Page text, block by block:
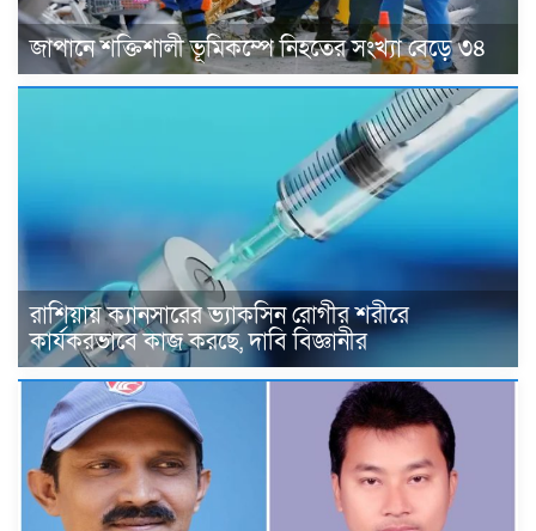
জাপানে শক্তিশালী ভূমিকম্পে নিহতের সংখ্যা বেড়ে ৩৪
রাশিয়ায় ক্যানসারের ভ্যাকসিন রোগীর শরীরে
কার্যকরভাবে কাজ করছে, দাবি বিজ্ঞানীর